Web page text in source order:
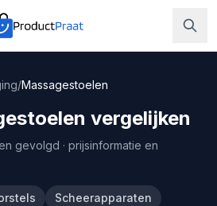
/Massagestoelen
vergelijken
gevolgd · prijsinformatie en
Scheerapparaten